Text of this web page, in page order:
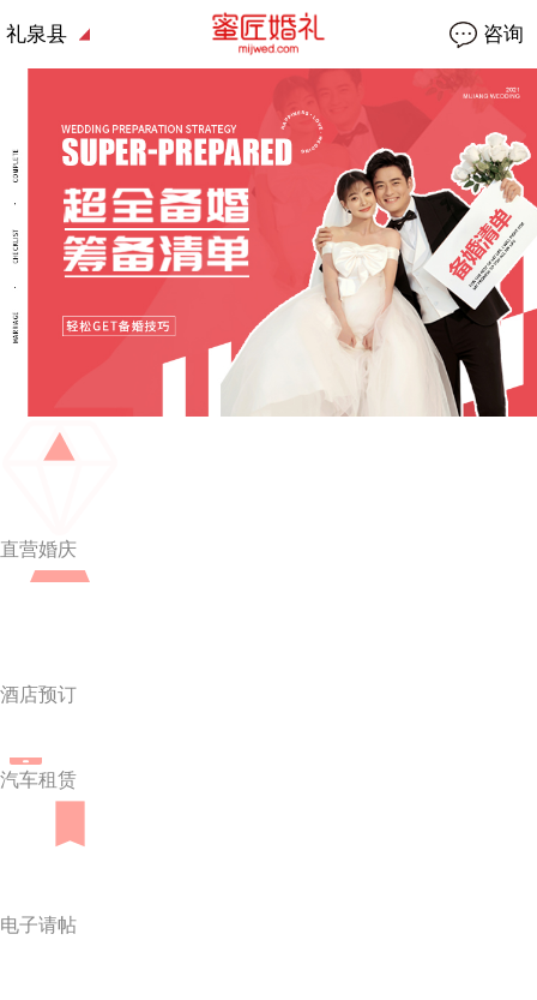
礼泉县 咨询
直营婚庆
酒店预订
汽车租赁
电子请帖